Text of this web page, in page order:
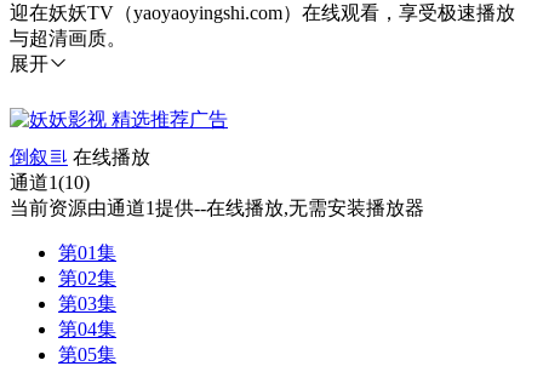
迎在妖妖TV（yaoyaoyingshi.com）在线观看，享受极速播放
与超清画质。
展开
倒叙
在线播放
通道1(10)
当前资源由通道1提供--在线播放,无需安装播放器
第01集
第02集
第03集
第04集
第05集